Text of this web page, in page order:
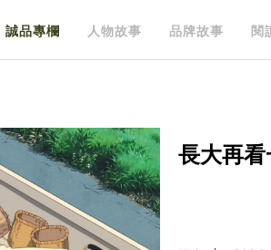
誠品專欄 人物故事 品牌故事 閱
長大再